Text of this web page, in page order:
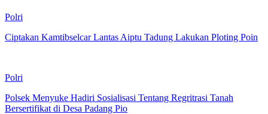
Polri
Ciptakan Kamtibselcar Lantas Aiptu Tadung Lakukan Ploting Poin
Polri
Polsek Menyuke Hadiri Sosialisasi Tentang Regritrasi Tanah
Bersertifikat di Desa Padang Pio